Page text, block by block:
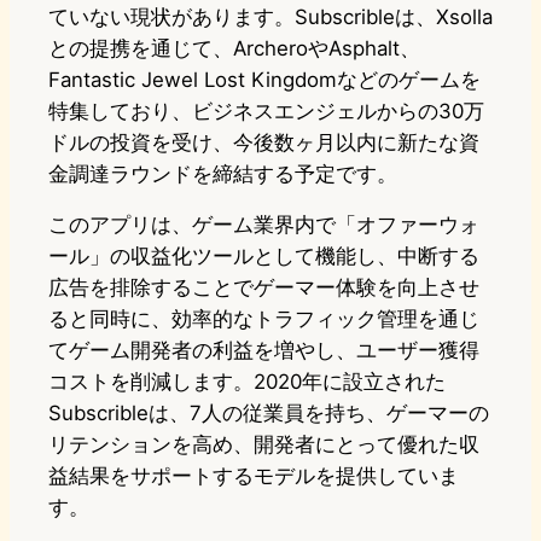
ていない現状があります。Subscribleは、Xsolla
との提携を通じて、ArcheroやAsphalt、
Fantastic Jewel Lost Kingdomなどのゲームを
特集しており、ビジネスエンジェルからの30万
ドルの投資を受け、今後数ヶ月以内に新たな資
金調達ラウンドを締結する予定です。
このアプリは、ゲーム業界内で「オファーウォ
ール」の収益化ツールとして機能し、中断する
広告を排除することでゲーマー体験を向上させ
ると同時に、効率的なトラフィック管理を通じ
てゲーム開発者の利益を増やし、ユーザー獲得
コストを削減します。2020年に設立された
Subscribleは、7人の従業員を持ち、ゲーマーの
リテンションを高め、開発者にとって優れた収
益結果をサポートするモデルを提供していま
す。